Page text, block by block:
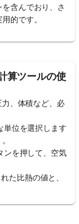
含んでおり、さ
的です。
算ツールの使
、体積など、必
単位を選択します
ンを押して、空気
た比熱の値と、